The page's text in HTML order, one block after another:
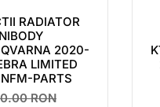
RADIATOR
2020-
LIMITED
PARTS
RON